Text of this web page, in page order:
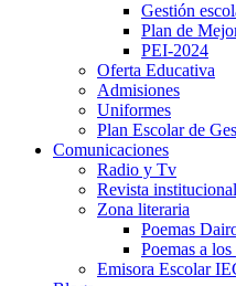
Gestión
Plan de
PEI-2024
Oferta Educativa
Admisiones
Uniformes
Plan Escolar de
Comunicaciones
Radio y Tv
Revista institucional
Zona literaria
Poemas
Poemas a
Emisora Escolar